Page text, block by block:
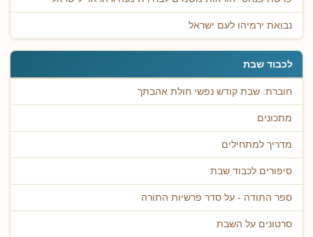
נבואת ירמיהו לעם ישראל
לכבוד שבת
חוברת: שבת קודש נפשי חולת אהבתך
מתכונים
מדריך למתחילים
סיפורים לכבוד שבת
ספר התודה - על סדר פרשיות התורה
סרטונים על השבת